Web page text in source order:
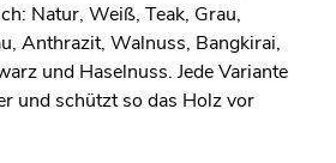
Natur, Weiß, Teak, Grau,
Anthrazit, Walnuss, Bangkirai,
und Haselnuss. Jede Variante
und schützt so das Holz vor